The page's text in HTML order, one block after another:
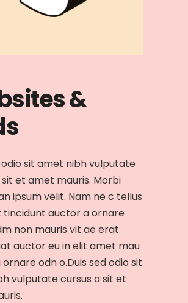
&
odio sit amet nibh vulputate
et amet mauris. Morbi
ipsum velit. Nam ne c tellus
tincidunt auctor a ornare
non mauris vit ae erat
auctor eu in elit amet mau
odn o.Duis sed odio sit
vulputate cursus a sit et